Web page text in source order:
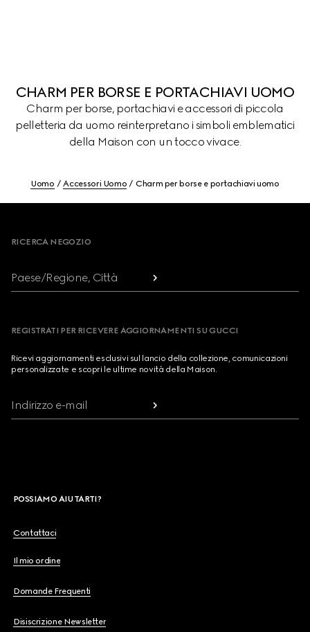
CHARM PER BORSE E PORTACHIAVI UOMO
Charm per borse, portachiavi e accessori di piccola
pelletteria da uomo reinterpretano i simboli emblematici
della Maison con un tocco vivace.
Uomo Accessori Uomo Charm per borse e portachiavi uomo
RICERCA NEGOZIO
Paese/Regione, Città
REGISTRATI PER RICEVERE AGGIORNAMENTI SU GUCCI
Ricevi aggiornamenti esclusivi sul lancio della collezione, comunicazioni
personalizzate e scopri le ultime novità della Maison.
Indirizzo e-mail
POSSIAMO AIUTARTI?
Contattaci
Il mio ordine
Domande Frequenti
Disiscrizione Newsletter